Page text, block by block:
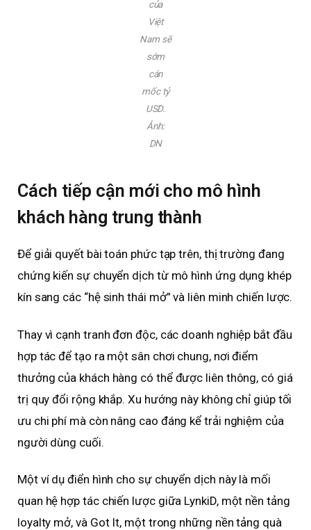
của
Việt
Nam sẽ
sớm
cán
mốc tỷ
USD.
Ảnh:
DN
Cách tiếp cận mới cho mô hình
khách hàng trung thành
Để giải quyết bài toán phức tạp trên, thị trường đang
chứng kiến sự chuyển dịch từ mô hình ứng dụng khép
kín sang các “hệ sinh thái mở” và liên minh chiến lược.
Thay vì cạnh tranh đơn độc, các doanh nghiệp bắt đầu
hợp tác để tạo ra một sân chơi chung, nơi điểm
thưởng của khách hàng có thể được liên thông, có giá
trị quy đổi rộng khắp. Xu hướng này không chỉ giúp tối
ưu chi phí mà còn nâng cao đáng kể trải nghiệm của
người dùng cuối.
Một ví dụ điển hình cho sự chuyển dịch này là mối
quan hệ hợp tác chiến lược giữa LynkiD, một nền tảng
loyalty mở, và Got It, một trong những nền tảng quà